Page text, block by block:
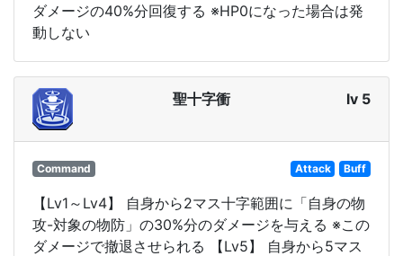
ダメージの40%分回復する ※HP0になった場合は発
動しない
聖十字衝 lv 5
Command Attack Buff
【Lv1～Lv4】 自身から2マス十字範囲に「自身の物
攻-対象の物防」の30%分のダメージを与える ※この
ダメージで撤退させられる 【Lv5】 自身から5マス